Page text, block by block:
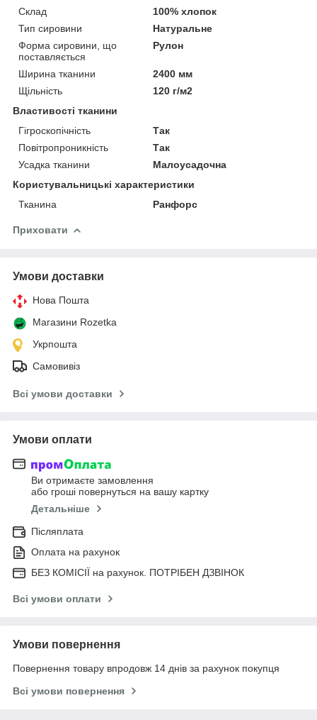
Склад
100% хлопок
Тип сировини
Натуральне
Форма сировини, що
поставляється
Рулон
Ширина тканини
2400 мм
Щільність
120 г/м2
Властивості тканини
Гігроскопічність
Так
Повітропроникність
Так
Усадка тканини
Малоусадочна
Користувальницькі характеристики
Тканина
Ранфорс
Приховати
Умови доставки
Нова Пошта
Магазини Rozetka
Укрпошта
Самовивіз
Всі умови доставки
Умови оплати
Ви отримаєте замовлення
або гроші повернуться на вашу картку
Детальніше
Післяплата
Оплата на рахунок
БЕЗ КОМІСІЇ на рахунок. ПОТРІБЕН ДЗВІНОК
Всі умови оплати
Умови повернення
Повернення товару впродовж 14 днів за рахунок покупця
Всі умови повернення